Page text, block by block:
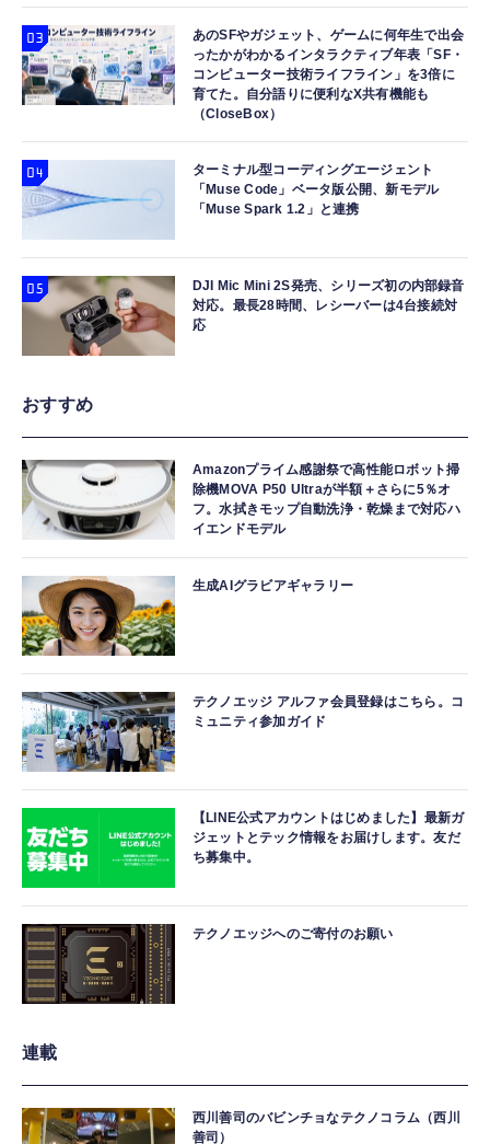
あのSFやガジェット、ゲームに何年生で出会
ったかがわかるインタラクティブ年表「SF・
コンピューター技術ライフライン」を3倍に
育てた。自分語りに便利なX共有機能も
（CloseBox）
ターミナル型コーディングエージェント
「Muse Code」ベータ版公開、新モデル
「Muse Spark 1.2」と連携
DJI Mic Mini 2S発売、シリーズ初の内部録音
対応。最長28時間、レシーバーは4台接続対
応
おすすめ
Amazonプライム感謝祭で高性能ロボット掃
除機MOVA P50 Ultraが半額＋さらに5％オ
フ。水拭きモップ自動洗浄・乾燥まで対応ハ
イエンドモデル
生成AIグラビアギャラリー
テクノエッジ アルファ会員登録はこちら。コ
ミュニティ参加ガイド
【LINE公式アカウントはじめました】最新ガ
ジェットとテック情報をお届けします。友だ
ち募集中。
テクノエッジへのご寄付のお願い
連載
西川善司のバビンチョなテクノコラム（西川
善司）